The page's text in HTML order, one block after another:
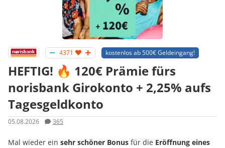
4371 kostenlos ab 500€ Geldeingang!
HEFTIG! 🔥 120€ Prämie fürs
norisbank Girokonto + 2,25% aufs
Tagesgeldkonto
05.08.2026 365
Mal wieder ein sehr schöner Bonus für die Eröffnung eines